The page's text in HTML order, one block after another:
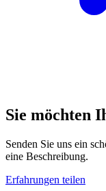
Sie möchten
Senden Sie uns ein
eine Beschreibung.
Erfahrungen teilen